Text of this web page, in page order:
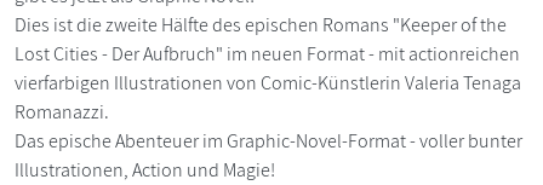
Dies ist die zweite Hälfte des epischen Romans "Keeper of the
Lost Cities - Der Aufbruch" im neuen Format - mit actionreichen
vierfarbigen Illustrationen von Comic-Künstlerin Valeria Tenaga
Romanazzi.
Das epische Abenteuer im Graphic-Novel-Format - voller bunter
Illustrationen, Action und Magie!